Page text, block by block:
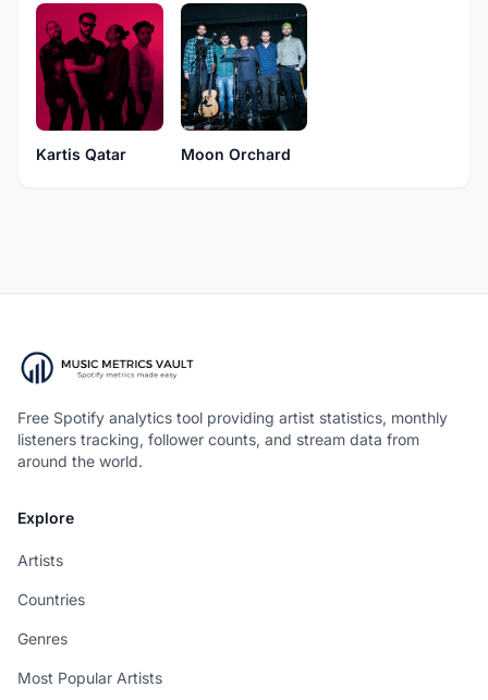
Kartis Qatar Moon Orchard
Free Spotify analytics tool providing artist statistics, monthly
listeners tracking, follower counts, and stream data from
around the world.
Explore
Artists
Countries
Genres
Most Popular Artists